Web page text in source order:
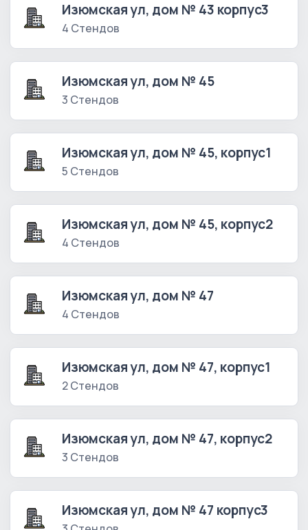
Изюмская ул, дом № 43 корпус3
4 Стендов
Изюмская ул, дом № 45
3 Стендов
Изюмская ул, дом № 45, корпус1
5 Стендов
Изюмская ул, дом № 45, корпус2
4 Стендов
Изюмская ул, дом № 47
4 Стендов
Изюмская ул, дом № 47, корпус1
2 Стендов
Изюмская ул, дом № 47, корпус2
3 Стендов
Изюмская ул, дом № 47 корпус3